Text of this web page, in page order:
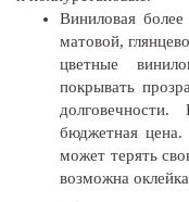
Виниловая
матовой,
цветные
покрывать
бюджетная
может терять
возможна